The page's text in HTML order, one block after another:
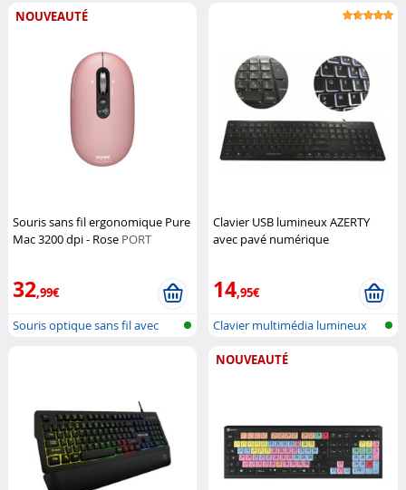
NOUVEAUTÉ
Souris sans fil ergonomique Pure
Mac 3200 dpi - Rose PORT
32,99€
Souris optique sans fil avec
Clavier USB lumineux AZERTY
avec pavé numérique
14,95€
Clavier multimédia lumineux
NOUVEAUTÉ